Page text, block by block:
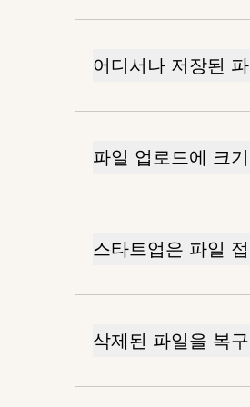
어디서나 저장된
파일 업로드에 크
스타트업은 파일
삭제된 파일을 복